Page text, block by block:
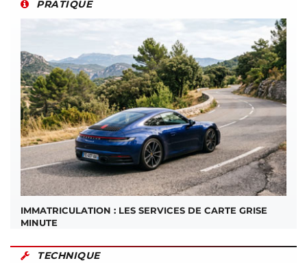
PRATIQUE
IMMATRICULATION : LES SERVICES DE CARTE GRISE
MINUTE
TECHNIQUE